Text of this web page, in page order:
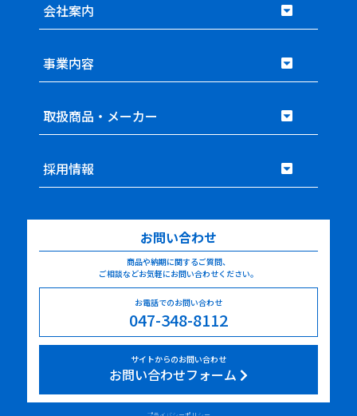
会社案内
事業内容
取扱商品・メーカー
採用情報
お問い合わせ
商品や納期に関するご質問、
ご相談などお気軽にお問い合わせください。
お電話でのお問い合わせ
047-348-8112
サイトからのお問い合わせ
お問い合わせフォーム